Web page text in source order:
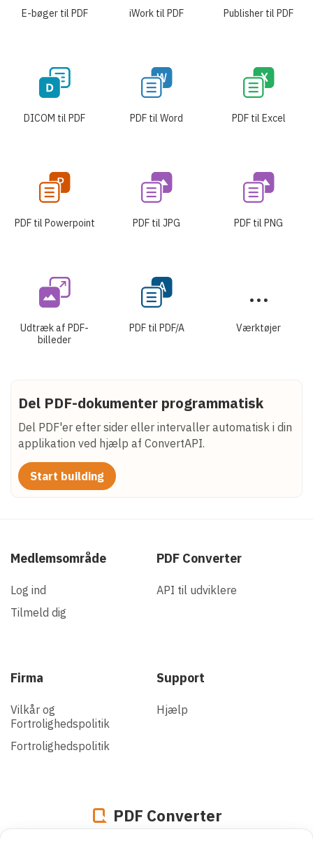
E-bøger til PDF iWork til PDF Publisher til PDF
DICOM til PDF PDF til Word PDF til Excel
PDF til Powerpoint PDF til JPG PDF til PNG
Udtræk af PDF-
billeder
PDF til PDF/A Værktøjer
Del PDF-dokumenter programmatisk
Del PDF'er efter sider eller intervaller automatisk i din
applikation ved hjælp af ConvertAPI.
Start building
Medlemsområde
Log ind
Tilmeld dig
PDF Converter
API til udviklere
Firma
Vilkår og
Fortrolighedspolitik
Fortrolighedspolitik
Support
Hjælp
PDF Converter